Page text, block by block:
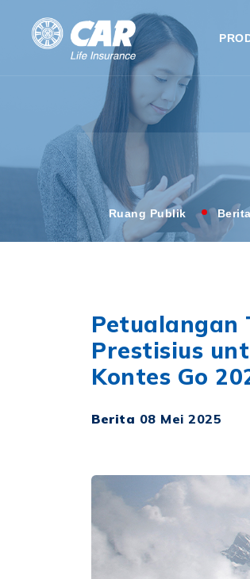
Ruang Publik Berita
Petualangan
Prestisius
Kontes Go
Berita 08 Mei 2025